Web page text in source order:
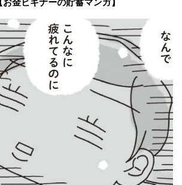
金ビギナーの貯蓄マンガ】